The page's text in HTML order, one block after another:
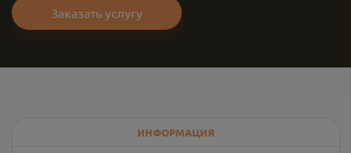
Заказать услугу
ИНФОРМАЦИЯ